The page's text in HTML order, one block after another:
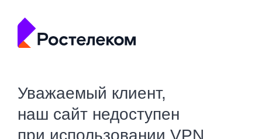
Уважаемый клиент,
наш сайт недоступен
при использовании VPN